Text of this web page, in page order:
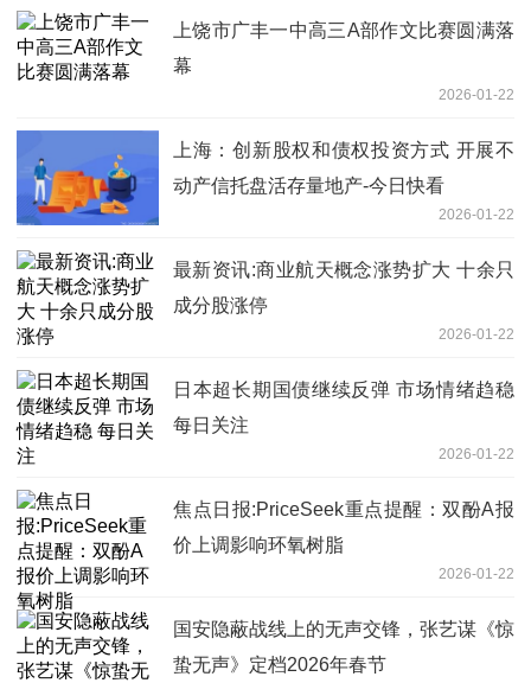
上饶市广丰一中高三A部作文比赛圆满落
幕
2026-01-22
上海：创新股权和债权投资方式 开展不
动产信托盘活存量地产-今日快看
2026-01-22
最新资讯:商业航天概念涨势扩大 十余只
成分股涨停
2026-01-22
日本超长期国债继续反弹 市场情绪趋稳
每日关注
2026-01-22
焦点日报:PriceSeek重点提醒：双酚A报
价上调影响环氧树脂
2026-01-22
国安隐蔽战线上的无声交锋，张艺谋《惊
蛰无声》定档2026年春节